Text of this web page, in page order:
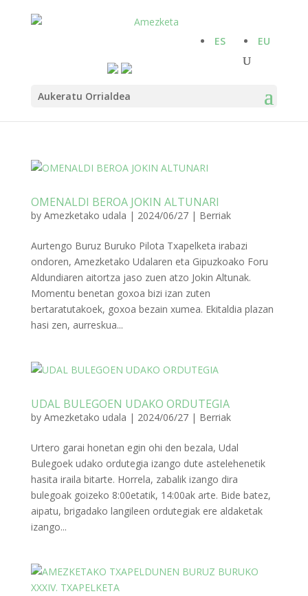
Aukeratu Orrialdea
ES EU
OMENALDI BEROA JOKIN ALTUNARI
by Amezketako udala | 2024/06/27| Berriak
Aurtengo Buruz Buruko Pilota Txapelketa irabazi
ondoren, Amezketako Udalaren eta Gipuzkoako Foru
Aldundiaren aitortza jaso zuen atzo Jokin Altunak.
Momentu benetan goxoa bizi izan zuten
bertaratutakoek, goxoa bezain xumea. Ekitaldia plazan
hasi zen, aurreskua...
UDAL BULEGOEN UDAKO ORDUTEGIA
by Amezketako udala | 2024/06/27| Berriak
Urtero garai honetan egin ohi den bezala, Udal
Bulegoek udako ordutegia izango dute astelehenetik
hasita iraila bitarte. Horrela, zabalik izango dira
bulegoak goizeko 8:00etatik, 14:00ak arte. Bide batez,
aipatu, brigadako langileen ordutegiak ere aldaketak
izango...